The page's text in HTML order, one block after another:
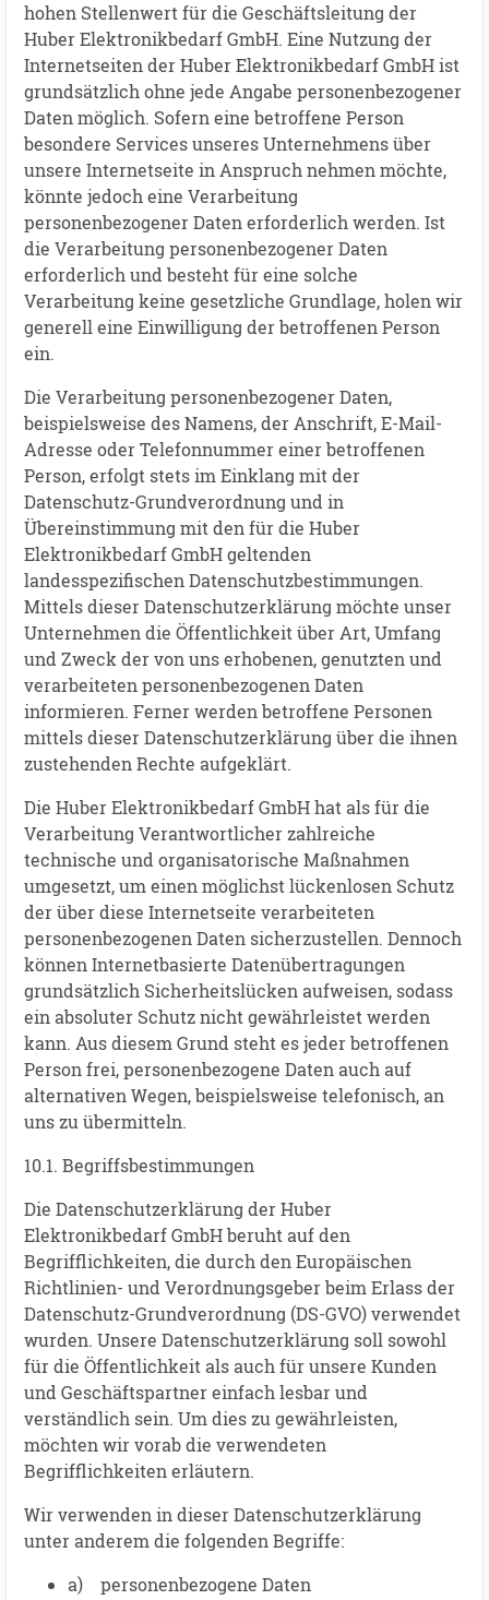
hohen Stellenwert für die Geschäftsleitung der
Huber Elektronikbedarf GmbH. Eine Nutzung der
Internetseiten der Huber Elektronikbedarf GmbH ist
grundsätzlich ohne jede Angabe personenbezogener
Daten möglich. Sofern eine betroffene Person
besondere Services unseres Unternehmens über
unsere Internetseite in Anspruch nehmen möchte,
könnte jedoch eine Verarbeitung
personenbezogener Daten erforderlich werden. Ist
die Verarbeitung personenbezogener Daten
erforderlich und besteht für eine solche
Verarbeitung keine gesetzliche Grundlage, holen wir
generell eine Einwilligung der betroffenen Person
ein.
Die Verarbeitung personenbezogener Daten,
beispielsweise des Namens, der Anschrift, E-Mail-
Adresse oder Telefonnummer einer betroffenen
Person, erfolgt stets im Einklang mit der
Datenschutz-Grundverordnung und in
Übereinstimmung mit den für die Huber
Elektronikbedarf GmbH geltenden
landesspezifischen Datenschutzbestimmungen.
Mittels dieser Datenschutzerklärung möchte unser
Unternehmen die Öffentlichkeit über Art, Umfang
und Zweck der von uns erhobenen, genutzten und
verarbeiteten personenbezogenen Daten
informieren. Ferner werden betroffene Personen
mittels dieser Datenschutzerklärung über die ihnen
zustehenden Rechte aufgeklärt.
Die Huber Elektronikbedarf GmbH hat als für die
Verarbeitung Verantwortlicher zahlreiche
technische und organisatorische Maßnahmen
umgesetzt, um einen möglichst lückenlosen Schutz
der über diese Internetseite verarbeiteten
personenbezogenen Daten sicherzustellen. Dennoch
können Internetbasierte Datenübertragungen
grundsätzlich Sicherheitslücken aufweisen, sodass
ein absoluter Schutz nicht gewährleistet werden
kann. Aus diesem Grund steht es jeder betroffenen
Person frei, personenbezogene Daten auch auf
alternativen Wegen, beispielsweise telefonisch, an
uns zu übermitteln.
10.1. Begriffsbestimmungen
Die Datenschutzerklärung der Huber
Elektronikbedarf GmbH beruht auf den
Begrifflichkeiten, die durch den Europäischen
Richtlinien- und Verordnungsgeber beim Erlass der
Datenschutz-Grundverordnung (DS-GVO) verwendet
wurden. Unsere Datenschutzerklärung soll sowohl
für die Öffentlichkeit als auch für unsere Kunden
und Geschäftspartner einfach lesbar und
verständlich sein. Um dies zu gewährleisten,
möchten wir vorab die verwendeten
Begrifflichkeiten erläutern.
Wir verwenden in dieser Datenschutzerklärung
unter anderem die folgenden Begriffe:
a) personenbezogene Daten